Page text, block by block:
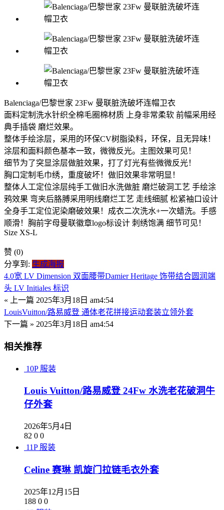
Balenciaga/巴黎世家 23Fw 曼联脏洗破坏连帽卫衣
面料定制洗水针织全棉毛圈棉材质 上身非常柔软 前幅采用经
典手插袋 磨烂效果。
整体手绘涂层，采用的环保CV树脂染料，环保，且无异味！
涂层和面料颜色基本一致，微微反光。主图效果可见！
细节为了突显涂层做脏效果，打了灯光有些微微反光！
胸口定制毛巾绣，重度破坏！做旧效果非常明显！
整体人工定位涂层纯手工做旧水洗做脏 磨烂破洞工艺 手绘涂
鸦效果 弯夹后胳膊采用明线磨烂工艺 走线细腻 松紧袖口设计
全身手工定位泥染磨破效果！成衣二次洗水+一次蜡洗。手感
顺滑！胸前字母曼联徽章logo标设计 刺绣饱满 细节可见！
Size XS-L
赞 (0)
分享到: 生成海报
4.0宽 LV Dimension 双面腰带Damier Heritage 饰带结合圆润端
头 LV Initiales 标识
« 上一篇 2025年3月18日 am4:54
LouisVuitton/路易威登 通体老花拼接运动套装立领外套
下一篇 » 2025年3月18日 am4:54
相关推荐
10P 服装
Louis Vuitton/路易威登 24Fw 水洗老花破洞牛
仔外套
2026年5月4日
82 0 0
11P 服装
Celine 赛琳 凯旋门拉链毛衣外套
2025年12月15日
188 0 0